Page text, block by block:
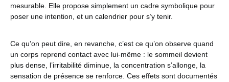
mesurable. Elle propose simplement un cadre symbolique pour
poser une intention, et un calendrier pour s’y tenir.
Ce qu’on peut dire, en revanche, c’est ce qu’on observe quand
un corps reprend contact avec lui-même : le sommeil devient
plus dense, l’irritabilité diminue, la concentration s’allonge, la
sensation de présence se renforce. Ces effets sont documentés